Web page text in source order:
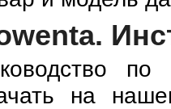
на